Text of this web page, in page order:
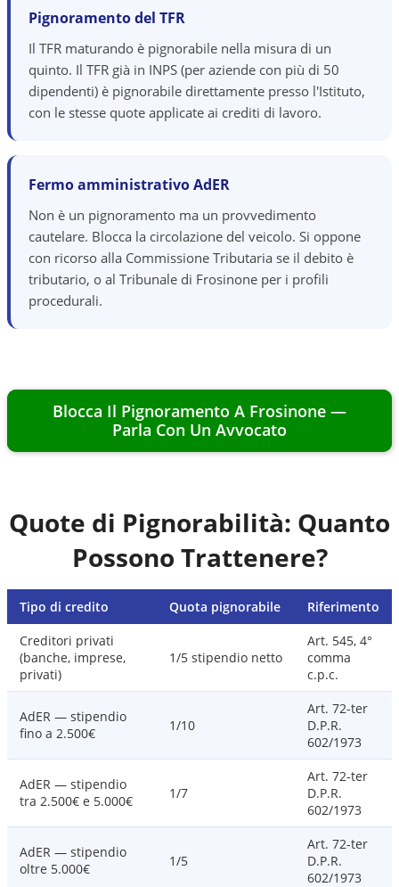
Pignoramento del TFR
Il TFR maturando è pignorabile nella misura di un
quinto. Il TFR già in INPS (per aziende con più di 50
dipendenti) è pignorabile direttamente presso l'Istituto,
con le stesse quote applicate ai crediti di lavoro.
Fermo amministrativo AdER
Non è un pignoramento ma un provvedimento
cautelare. Blocca la circolazione del veicolo. Si oppone
con ricorso alla Commissione Tributaria se il debito è
tributario, o al Tribunale di Frosinone per i profili
procedurali.
Blocca Il Pignoramento A Frosinone —
Parla Con Un Avvocato
Quote di Pignorabilità: Quanto
Possono Trattenere?
Tipo di credito Quota pignorabile
Riferimento
Creditori privati
(banche, imprese,
privati)
1/5 stipendio netto
Art. 545, 4°
comma
c.p.c.
AdER — stipendio
fino a 2.500€
1/10
Art. 72-ter
D.P.R.
602/1973
AdER — stipendio
tra 2.500€ e 5.000€
1/7
Art. 72-ter
D.P.R.
602/1973
AdER — stipendio
oltre 5.000€
1/5
Art. 72-ter
D.P.R.
602/1973